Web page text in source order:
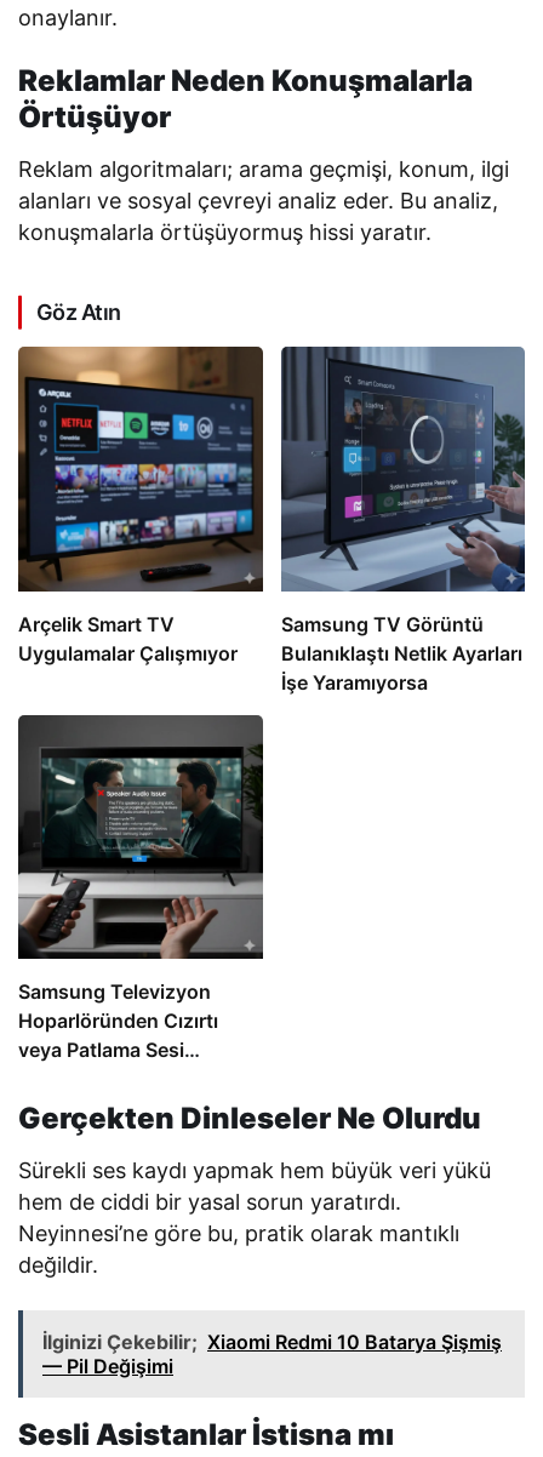
onaylanır.
Reklamlar Neden Konuşmalarla
Örtüşüyor
Reklam algoritmaları; arama geçmişi, konum, ilgi
alanları ve sosyal çevreyi analiz eder. Bu analiz,
konuşmalarla örtüşüyormuş hissi yaratır.
Göz Atın
Arçelik Smart TV
Uygulamalar Çalışmıyor
Samsung TV Görüntü
Bulanıklaştı Netlik Ayarları
İşe Yaramıyorsa
Samsung Televizyon
Hoparlöründen Cızırtı
veya Patlama Sesi
Gerçekten Dinleseler Ne Olurdu
Sürekli ses kaydı yapmak hem büyük veri yükü
hem de ciddi bir yasal sorun yaratırdı.
Neyinnesi’ne göre bu, pratik olarak mantıklı
değildir.
İlginizi Çekebilir; Xiaomi Redmi 10 Batarya Şişmiş
— Pil Değişimi
Sesli Asistanlar İstisna mı